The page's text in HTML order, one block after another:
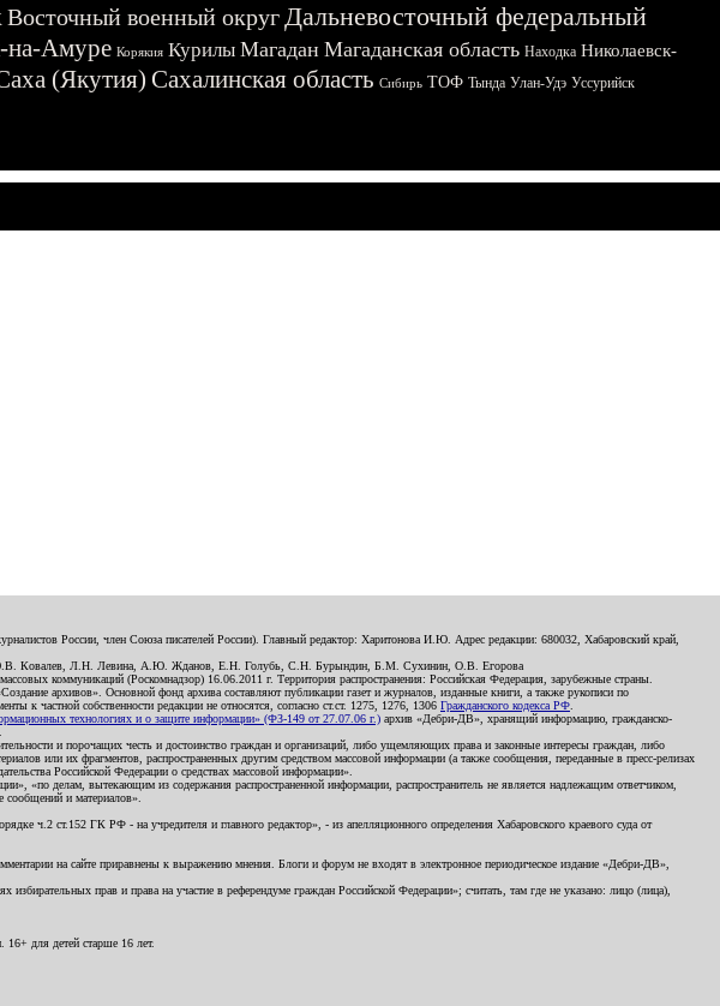
Восточный военный округДальневосточный федеральный
на-Амуре Корякия Курилы Магадан Магаданская область Находка Николаевск-
(Якутия) Сахалинская область Сибирь ТОФ Тында Улан-Удэ Уссурийск
России, член Союза писателей России). Главный редактор: Харитонова И.Ю. Адрес редакции: 680032, Хабаровский край,
Ю.В. Ковалев, Л.Н. Левина, А.Ю. Жданов, Е.Н. Голубь, С.Н. Бурындин, Б.М. Сухинин, О.В. Егорова
коммуникаций (Роскомнадзор) 16.06.2011 г. Территория распространения: Российская Федерация, зарубежные страны.
архивов». Основной фонд архива составляют публикации газет и журналов, изданные книги, а также рукописи по
к частной собственности редакции не относятся, согласно ст.ст. 1275, 1276, 1306 Гражданского кодекса РФ
технологиях и о защите информации» (ФЗ-149 от 27.07.06 г.) архив «Дебри-ДВ», хранящий информацию, гражданско-
и порочащих честь и достоинство граждан и организаций, либо ущемляющих права и законные интересы граждан, либо
или их фрагментов, распространенных другим средством массовой информации (а также сообщения, переданные в пресс-релизах
Российской Федерации о средствах массовой информации».
«по делам, вытекающим из содержания распространенной информации, распространитель не является надлежащим ответчиком,
сообщений и материалов».
ч.2 ст.152 ГК РФ - на учредителя и главного редактор», - из апелляционного определения Хабаровского краевого суда от
на сайте приравнены к выражению мнения. Блоги и форум не входят в электронное периодическое издание «Дебри-ДВ»,
прав и права на участие в референдуме граждан Российской Федерации»; считать, там где не указано: лицо (лица),
для детей старше 16 лет.